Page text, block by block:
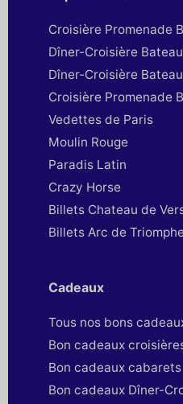
Croisière Promenade
Dîner-Croisière
Dîner-Croisière
Croisière Promenade
Vedettes de Paris
Moulin Rouge
Paradis Latin
Crazy Horse
Billets Chateau de
Billets Arc de Triomphe
Cadeaux
Tous nos bons
Bon cadeaux
Bon cadeaux cabarets
Bon cadeaux Dîner-